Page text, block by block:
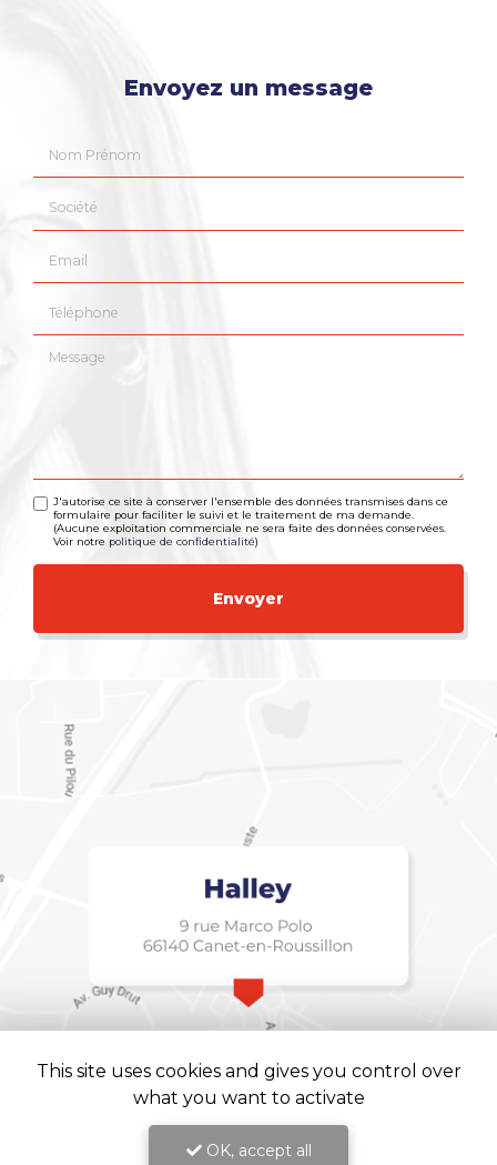
Envoyez un message
Message
J'autorise ce site à conserver l'ensemble des données transmises dans ce
formulaire pour faciliter le suivi et le traitement de ma demande.
(Aucune exploitation commerciale ne sera faite des données conservées.
Voir notre politique de confidentialité)
This site uses cookies and gives you control over
what you want to activate
OK, accept all